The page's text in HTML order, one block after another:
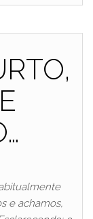
e achamos,